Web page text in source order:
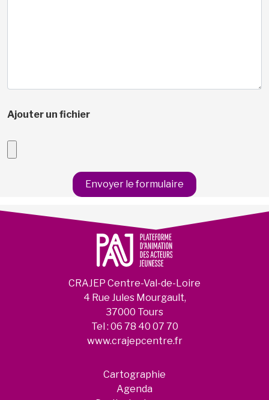
Ajouter un fichier
CRAJEP Centre-Val-de-Loire
4 Rue Jules Mourgault,
37000 Tours
Tel : 06 78 40 07 70
www.crajepcentre.fr
Cartographie
Agenda